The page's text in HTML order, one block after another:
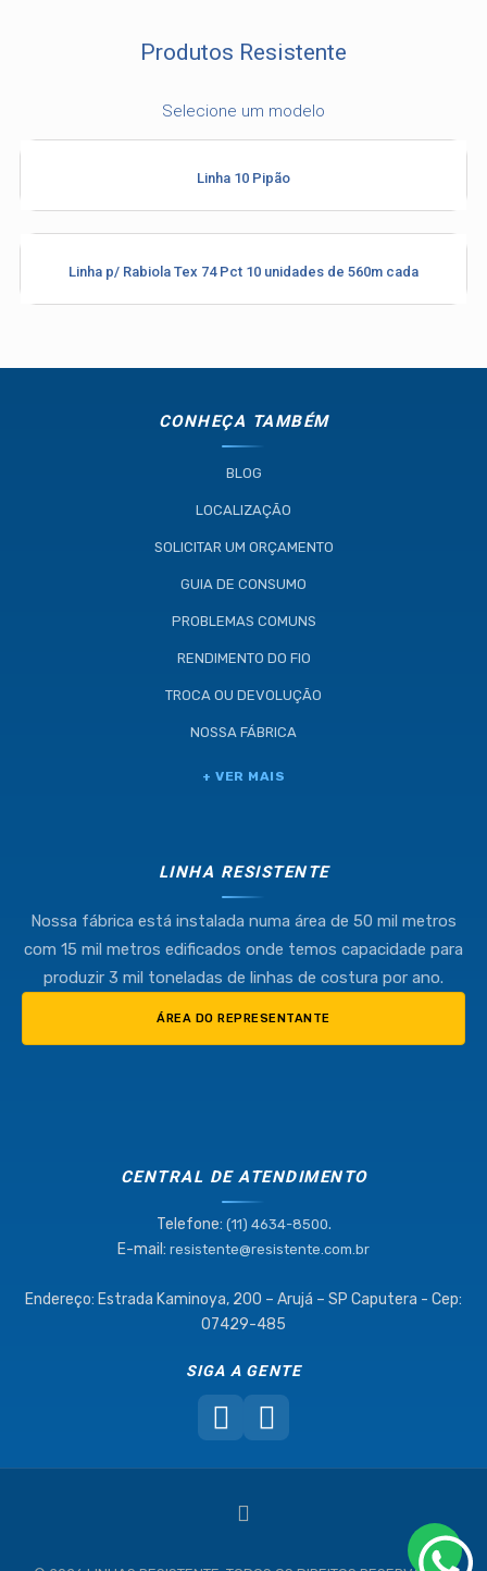
Produtos Resistente
Selecione um modelo
Linha 10 Pipão
Linha p/ Rabiola Tex 74 Pct 10 unidades de 560m cada
CONHEÇA TAMBÉM
BLOG
LOCALIZAÇÃO
SOLICITAR UM ORÇAMENTO
GUIA DE CONSUMO
PROBLEMAS COMUNS
RENDIMENTO DO FIO
TROCA OU DEVOLUÇÃO
NOSSA FÁBRICA
+ VER MAIS
LINHA RESISTENTE
Nossa fábrica está instalada numa área de 50 mil metros
com 15 mil metros edificados onde temos capacidade para
produzir 3 mil toneladas de linhas de costura por ano.
ÁREA DO REPRESENTANTE
CENTRAL DE ATENDIMENTO
Telefone: (11) 4634-8500.
E-mail: resistente@resistente.com.br
Endereço: Estrada Kaminoya, 200 – Arujá – SP Caputera - Cep:
07429-485
SIGA A GENTE